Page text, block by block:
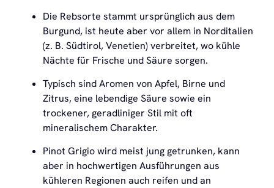
Die Rebsorte stammt ursprünglich aus dem
Burgund, ist heute aber vor allem in Norditalien
(z. B. Südtirol, Venetien) verbreitet, wo kühle
Nächte für Frische und Säure sorgen.
Typisch sind Aromen von Apfel, Birne und
Zitrus, eine lebendige Säure sowie ein
trockener, geradliniger Stil mit oft
mineralischem Charakter.
Pinot Grigio wird meist jung getrunken, kann
aber in hochwertigen Ausführungen aus
kühleren Regionen auch reifen und an